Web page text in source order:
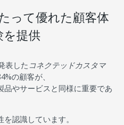
って優れた顧客体
を提供
表したコネクテッドカスタマ
の顧客が、
品やサービスと同様に重要であ
認識しています。